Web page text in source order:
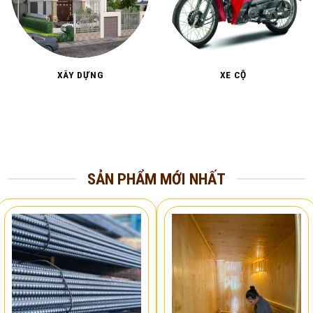
XÂY DỰNG XE CỘ
SẢN PHẨM MỚI NHẤT